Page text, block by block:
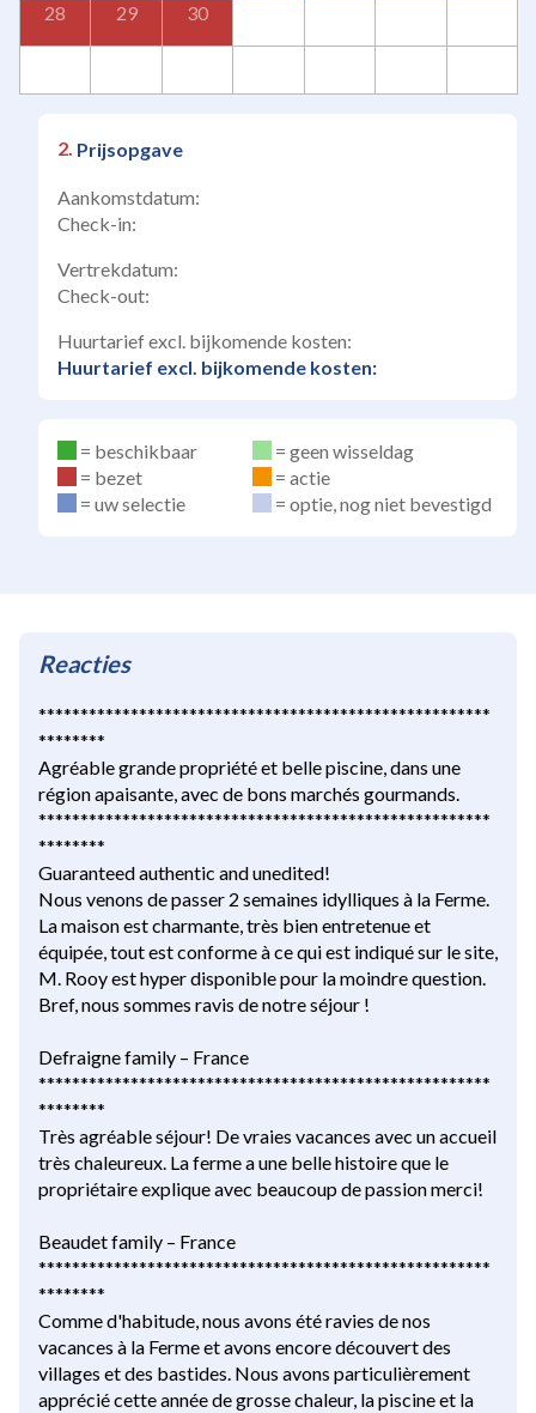
28 29 30
Prijsopgave
Aankomstdatum:
Check-in:
Vertrekdatum:
Check-out:
Huurtarief excl. bijkomende kosten:
Huurtarief excl. bijkomende kosten:
beschikbaar
geen wisseldag
bezet
actie
uw selectie
optie, nog niet bevestigd
Reacties
******************************************************
********
Agréable grande propriété et belle piscine, dans une
région apaisante, avec de bons marchés gourmands.
******************************************************
********
Guaranteed authentic and unedited!
Nous venons de passer 2 semaines idylliques à la Ferme.
La maison est charmante, très bien entretenue et
équipée, tout est conforme à ce qui est indiqué sur le site,
M. Rooy est hyper disponible pour la moindre question.
Bref, nous sommes ravis de notre séjour !
Defraigne family – France
******************************************************
********
Très agréable séjour! De vraies vacances avec un accueil
très chaleureux. La ferme a une belle histoire que le
propriétaire explique avec beaucoup de passion merci!
Beaudet family – France
******************************************************
********
Comme d'habitude, nous avons été ravies de nos
vacances à la Ferme et avons encore découvert des
villages et des bastides. Nous avons particulièrement
apprécié cette année de grosse chaleur, la piscine et la